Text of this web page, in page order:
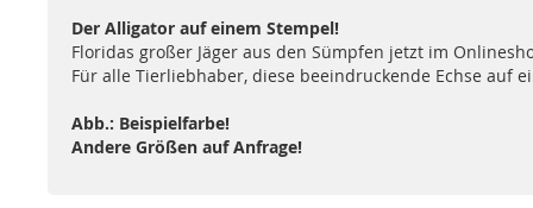
Der Alligator auf einem Stempel!
Floridas großer Jäger aus den Sümpfen jetzt im
Für alle Tierliebhaber, diese beeindruckende Echse auf
Abb.: Beispielfarbe!
Andere Größen auf Anfrage!